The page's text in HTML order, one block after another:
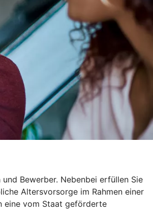
Bewerber. Nebenbei erfüllen Sie
Altersvorsorge im Rahmen einer
eine vom Staat geförderte